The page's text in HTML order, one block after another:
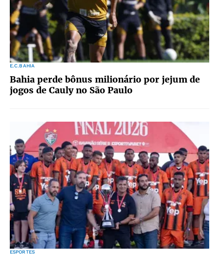
E.C.BAHIA
Bahia perde bônus milionário por jejum de
jogos de Cauly no São Paulo
ESPORTES